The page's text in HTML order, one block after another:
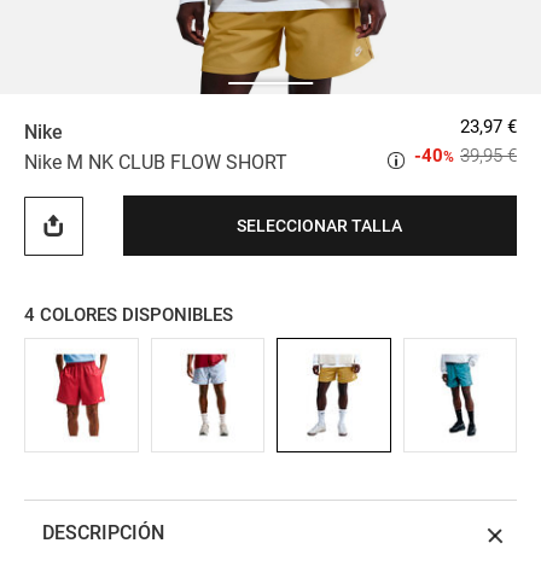
Nike
Nike M NK CLUB FLOW SHORT
23,97 €
39,95 €
-40%
SELECCIONAR TALLA
4 COLORES DISPONIBLES
DESCRIPCIÓN